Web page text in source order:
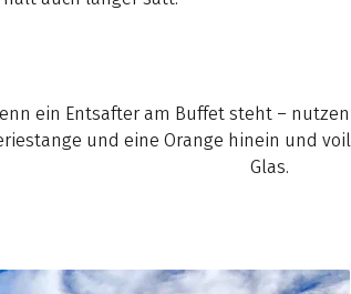
ein Entsafter am Buffet steht – nutzen
und eine Orange hinein und
Glas.